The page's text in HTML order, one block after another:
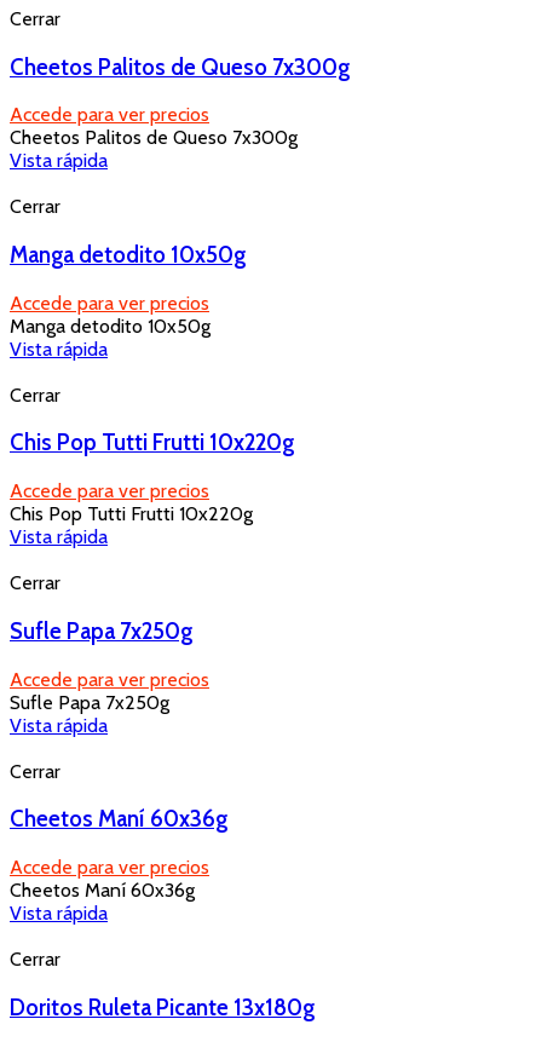
Cerrar
Cheetos Palitos de Queso 7x300g
Accede para ver precios
Cheetos Palitos de Queso 7x300g
Vista rápida
Cerrar
Manga detodito 10x50g
Accede para ver precios
Manga detodito 10x50g
Vista rápida
Cerrar
Chis Pop Tutti Frutti 10x220g
Accede para ver precios
Chis Pop Tutti Frutti 10x220g
Vista rápida
Cerrar
Sufle Papa 7x250g
Accede para ver precios
Sufle Papa 7x250g
Vista rápida
Cerrar
Cheetos Maní 60x36g
Accede para ver precios
Cheetos Maní 60x36g
Vista rápida
Cerrar
Doritos Ruleta Picante 13x180g